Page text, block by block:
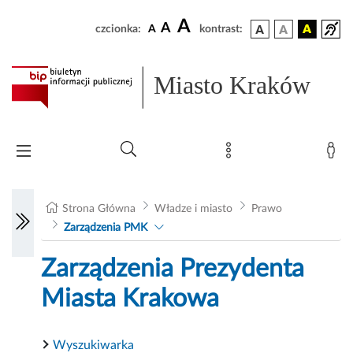
czcionka: A A A kontrast:
Miasto Kraków
Strona Główna Władze i miasto
Prawo
Zarządzenia PMK
Zarządzenia Prezydenta
Miasta Krakowa
Wyszukiwarka